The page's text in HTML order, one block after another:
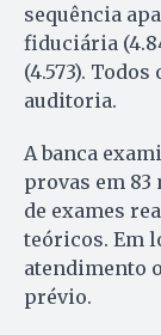
sequência
fiduciária
(4.573).
auditoria.
A banca
provas em
de exames
teóricos. Em
atendimento
prévio.